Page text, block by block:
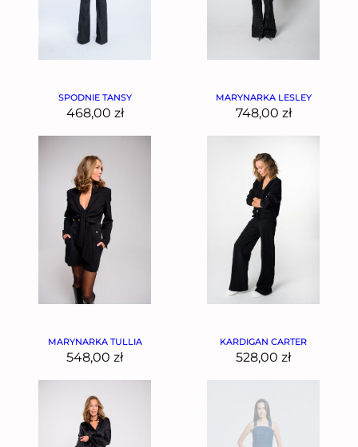
SPODNIE TANSY
468,00 zł
MARYNARKA LESLEY
748,00 zł
MARYNARKA TULLIA
548,00 zł
KARDIGAN CARTER
528,00 zł